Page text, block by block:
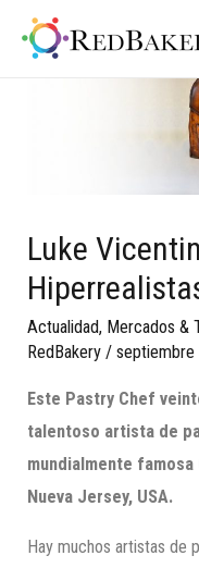
Luke
Actualidad, Mercados &
RedBakery /septiembre
Este Pastry Chef
talentoso artista de
mundialmente famosa
Nueva Jersey, USA.
Hay muchos artistas de